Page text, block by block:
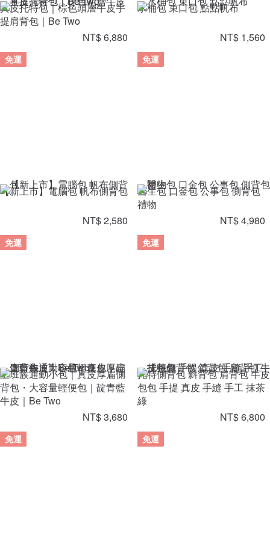
真皮托特包｜棕色頭層牛皮手
提肩背包｜Be Two
NT$ 6,880
水桶包 束口包 點點帆布
NT$ 1,560
免運
【新上市】電腦包 帆布側背包
NT$ 2,580
免運
醫生包 口金包 公事包 側背包
禮物
NT$ 4,980
免運
上班族通勤小包｜真皮厚扁側
背包・大容量輕便包｜靛青藍
牛皮｜Be Two
NT$ 3,680
免運
托特側背包 斜背包 肩背包 牛皮
包包 手提 真皮 手縫 手工 抹茶
綠
NT$ 6,800
免運 免運